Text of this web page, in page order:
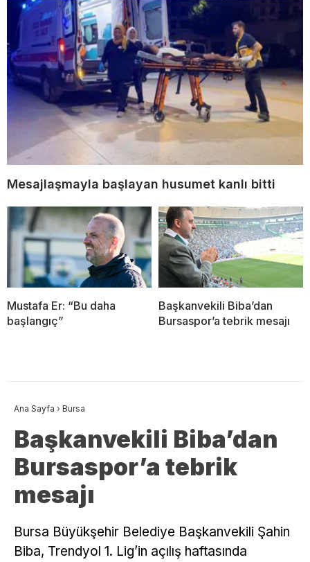
Mesajlaşmayla başlayan husumet kanlı bitti
Mustafa Er: “Bu daha
başlangıç”
Başkanvekili Biba’dan
Bursaspor’a tebrik mesajı
Ana Sayfa › Bursa
Başkanvekili Biba’dan
Bursaspor’a tebrik
mesajı
Bursa Büyükşehir Belediye Başkanvekili Şahin
Biba, Trendyol 1. Lig’in açılış haftasında